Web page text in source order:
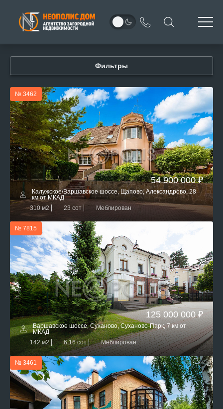
Фильтры
№ 3462
54 900 000 ₽
Калужское/Варшавское шоссе, Щапово, Александрово, 28
км от МКАД
310 м2
23 сот Меблирован
№ 7815
125 000 000 ₽
Варшавское шоссе, Суханово, Суханово-Парк, 7 км от
МКАД
142 м2
6,16 сот Меблирован
№ 3461